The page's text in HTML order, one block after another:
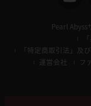
Pearl Abyss
「特定商取引法」及
運営会社
フ